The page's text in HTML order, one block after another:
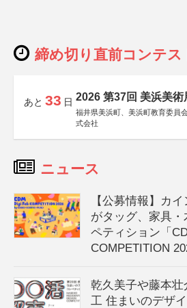
締め切り直前コンテス
あと 33 日 2026 第37回 美浜美術
福井県美浜町、美浜町教育委員
式会社
ニュース
【公募情報】カ
がタッグ、家具
ペティション「
COMPETITION
乾久美子や藤本
工 住まいのデザ